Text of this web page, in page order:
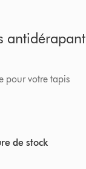
antidérapant
pour votre tapis
de stock